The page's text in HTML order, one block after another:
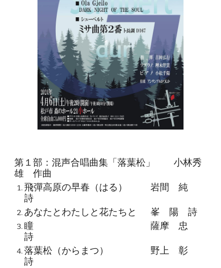
第１部：混声合唱曲集「落葉松」 小林秀
雄 作曲
飛彈高原の早春（はる）
岩間 純
詩
あなたとわたしと花たちと
峯 陽 詩
瞳
薩摩 忠
詩
落葉松（からまつ）
野上 彰
詩